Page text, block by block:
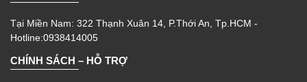
Tại Miền Nam: 322 Thạnh Xuân 14, P.Thới An, Tp.HCM -
Hotline:0938414005
CHÍNH SÁCH – HỖ TRỢ